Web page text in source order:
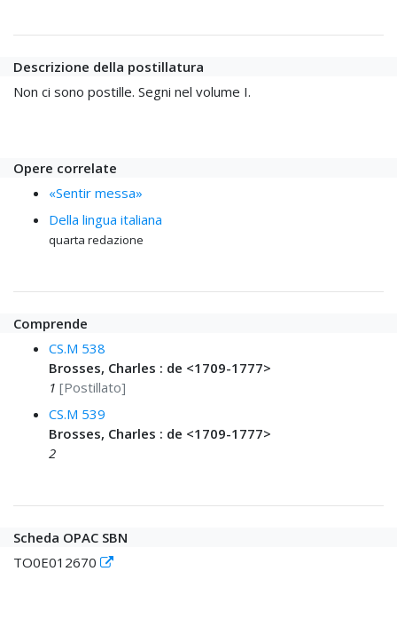
Descrizione della postillatura
Non ci sono postille. Segni nel volume I.
Opere correlate
«Sentir messa»
Della lingua italiana
quarta redazione
Comprende
CS.M 538
Brosses, Charles : de <1709-1777>
1 [Postillato]
CS.M 539
Brosses, Charles : de <1709-1777>
2
Scheda OPAC SBN
TO0E012670